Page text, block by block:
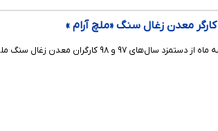
کارگران معدن زغال سنگ ملچ آرام خبر می‌دهند.